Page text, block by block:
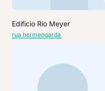
Edificio Rio Meyer
rua hermengarda